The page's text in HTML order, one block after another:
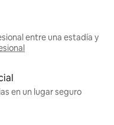
entre una estadía y
en un lugar seguro